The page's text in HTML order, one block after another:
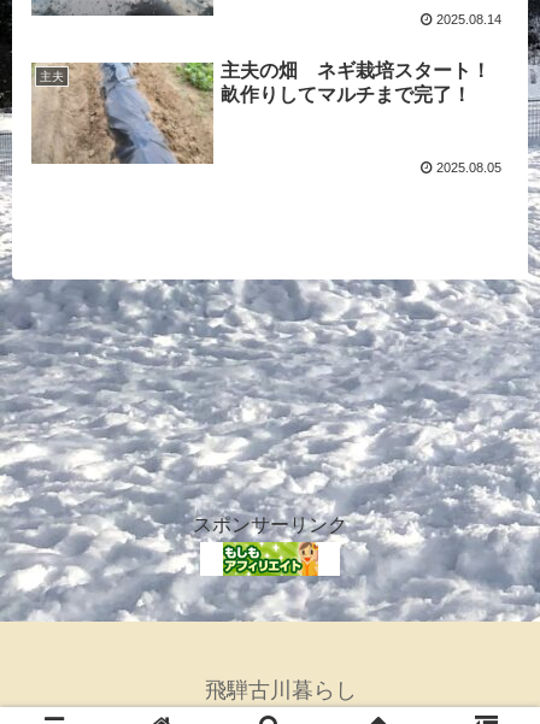
2025.08.14
主夫
主夫の畑 ネギ栽培スタート！
畝作りしてマルチまで完了！
2025.08.05
スポンサーリンク
飛騨古川暮らし